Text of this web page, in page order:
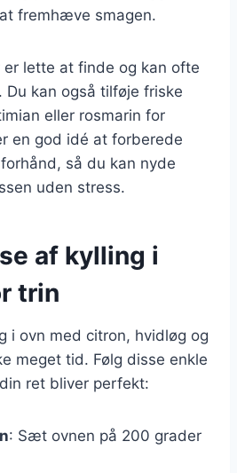
fremhæve smagen.
er lette at finde og kan ofte
kan også tilføje friske
eller rosmarin for
en god idé at forberede
så du kan nyde
uden stress.
af kylling i
trin
i ovn med citron, hvidløg og
meget tid. Følg disse enkle
ret bliver perfekt:
: Sæt ovnen på 200 grader